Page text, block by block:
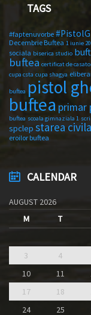
TAGS
#faptenuvorbe
Decembrie Buftea 1 iunie
sociala biserica studio
buftea certificat de
cupa csta cupa shagya
buftea pistol
buftea primar
buftea scoala gimnaziala 1
spclep starea civila
eroilor buftea
CALENDAR
AUGUST 2026
M
T
3
4
10
11
17
18
24
25